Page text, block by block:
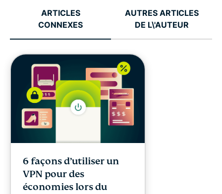
ARTICLES
CONNEXES
AUTRES ARTICLES
DE L\'AUTEUR
6 façons d’utiliser un
VPN pour des
économies lors du